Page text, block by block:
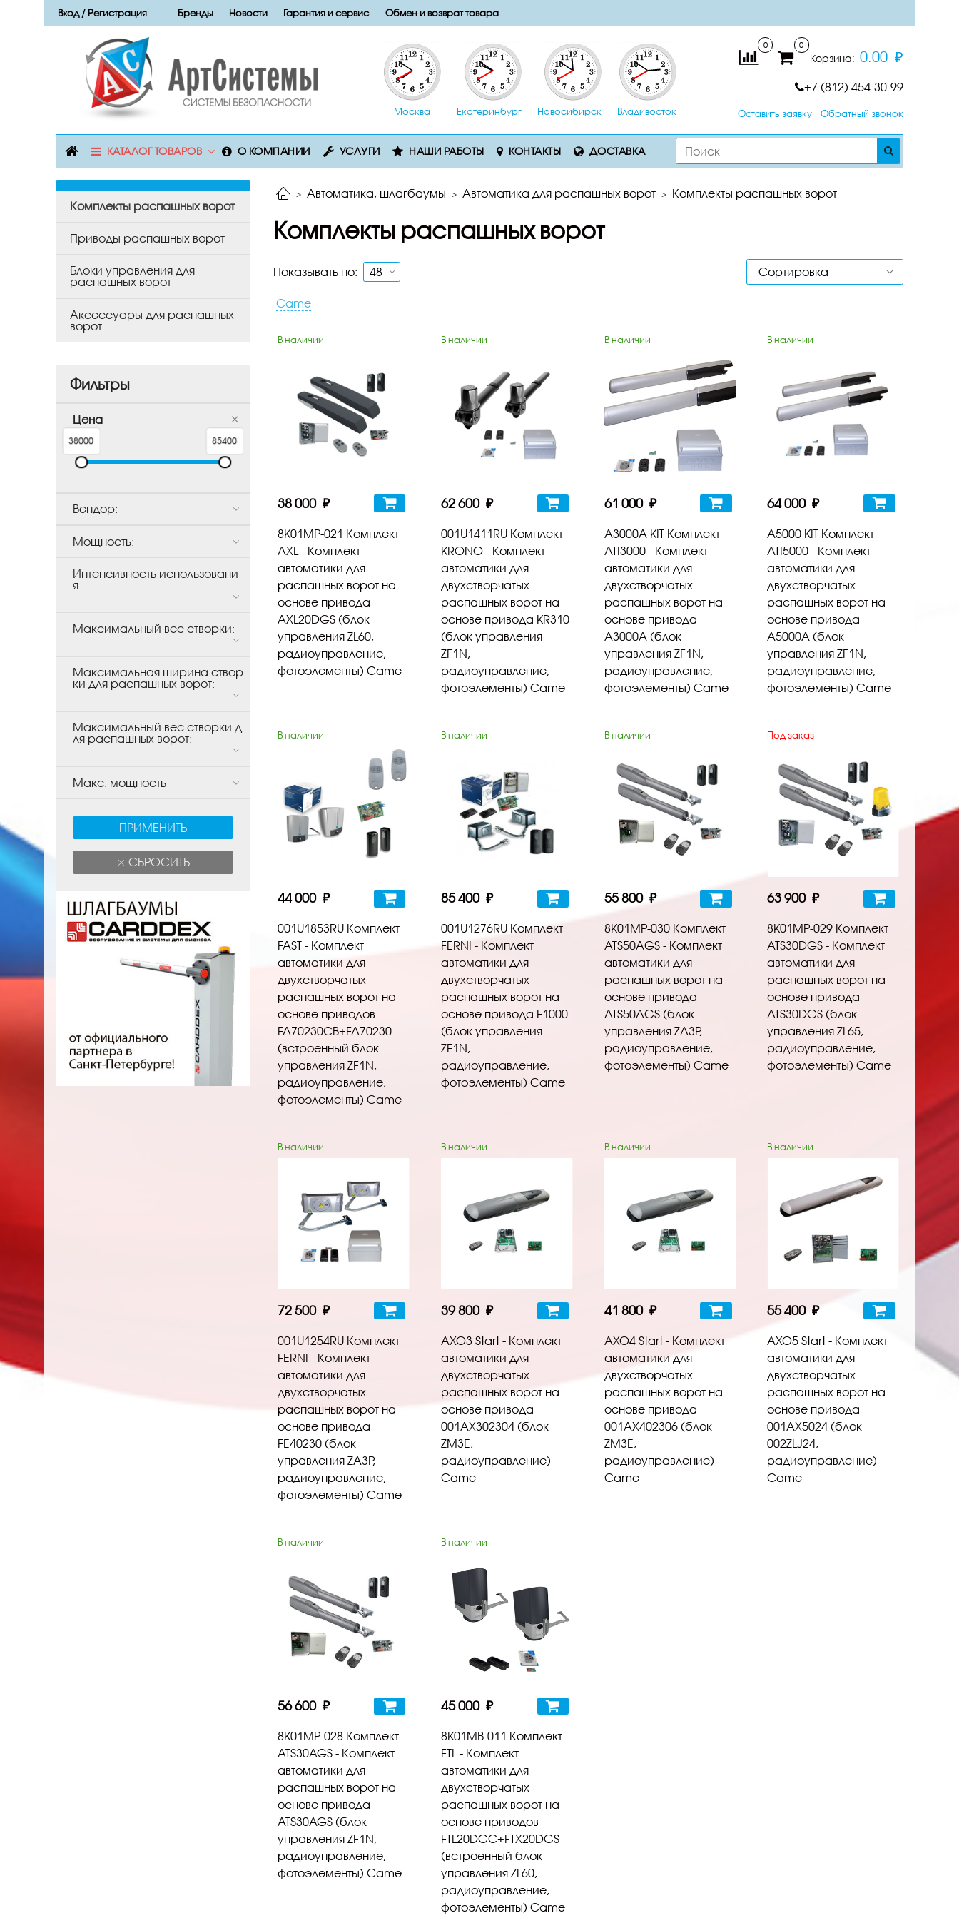
Вход / Регистрация Бренды Новости Гарантия и сервис Обмен и возврат товара
Москва Екатеринбург Новосибирск Владивосток
0 0
Корзина: 0.00 ₽
+7 (812) 454-30-99
Оставить заявку Обратный звонок
КАТАЛОГ ТОВАРОВ О КОМПАНИИ УСЛУГИ НАШИ РАБОТЫ КОНТАКТЫ ДОСТАВКА
Автоматика, шлагбаумы Автоматика для распашных ворот Комплекты распашных ворот
Комплекты распашных ворот
Показывать по:
Came
В наличии
38 000 ₽
8K01MP-021 Комплект
AXL - Комплект
автоматики для
распашных ворот на
основе привода
AXL20DGS (блок
управления ZL60,
радиоуправление,
фотоэлементы) Came
В наличии
62 600 ₽
001U1411RU Комплект
KRONO - Комплект
автоматики для
двухстворчатых
распашных ворот на
основе привода KR310
(блок управления
ZF1N,
радиоуправление,
фотоэлементы) Came
В наличии
61 000 ₽
А3000А KIT Комплект
ATI3000 - Комплект
автоматики для
двухстворчатых
распашных ворот на
основе привода
А3000А (блок
управления ZF1N,
радиоуправление,
фотоэлементы) Came
В наличии
64 000 ₽
А5000 KIT Комплект
ATI5000 - Комплект
автоматики для
двухстворчатых
распашных ворот на
основе привода
А5000А (блок
управления ZF1N,
радиоуправление,
фотоэлементы) Came
В наличии
44 000 ₽
001U1853RU Комплект
FAST - Комплект
автоматики для
двухстворчатых
распашных ворот на
основе приводов
FA70230CB+FA70230
(встроенный блок
управления ZF1N,
радиоуправление,
фотоэлементы) Came
В наличии
85 400 ₽
001U1276RU Комплект
FERNI - Комплект
автоматики для
двухстворчатых
распашных ворот на
основе привода F1000
(блок управления
ZF1N,
радиоуправление,
фотоэлементы) Came
В наличии
55 800 ₽
8K01MP-030 Комплект
ATS50АGS - Комплект
автоматики для
распашных ворот на
основе привода
ATS50АGS (блок
управления ZA3P,
радиоуправление,
фотоэлементы) Came
Под заказ
63 900 ₽
8K01MP-029 Комплект
ATS30DGS - Комплект
автоматики для
распашных ворот на
основе привода
ATS30DGS (блок
управления ZL65,
радиоуправление,
фотоэлементы) Came
В наличии
72 500 ₽
001U1254RU Комплект
FERNI - Комплект
автоматики для
двухстворчатых
распашных ворот на
основе привода
FE40230 (блок
управления ZA3P,
радиоуправление,
фотоэлементы) Came
В наличии
39 800 ₽
AXO3 Start - Комплект
автоматики для
двухстворчатых
распашных ворот на
основе привода
001AX302304 (блок
ZM3E,
радиоуправление)
Came
В наличии
41 800 ₽
AXO4 Start - Комплект
автоматики для
двухстворчатых
распашных ворот на
основе привода
001AX402306 (блок
ZM3E,
радиоуправление)
Came
В наличии
55 400 ₽
AXO5 Start - Комплект
автоматики для
двухстворчатых
распашных ворот на
основе привода
001AX5024 (блок
002ZLJ24,
радиоуправление)
Came
В наличии
56 600 ₽
8K01MP-028 Комплект
ATS30AGS - Комплект
автоматики для
распашных ворот на
основе привода
ATS30AGS (блок
управления ZF1N,
радиоуправление,
фотоэлементы) Came
В наличии
45 000 ₽
8K01MB-011 Комплект
FTL - Комплект
автоматики для
двухстворчатых
распашных ворот на
основе приводов
FTL20DGC+FTX20DGS
(встроенный блок
управления ZL60,
радиоуправление,
фотоэлементы) Came
Комплекты распашных ворот
Приводы распашных ворот
Блоки управления для
распашных ворот
Аксессуары для распашных
ворот
Фильтры
Цена
38000 85400
Вендор:
Мощность:
Интенсивность использовани
я:
Максимальный вес створки:
Максимальная ширина створ
ки для распашных ворот:
Максимальный вес створки д
ля распашных ворот:
Макс. мощность
ПРИМЕНИТЬ
СБРОСИТЬ